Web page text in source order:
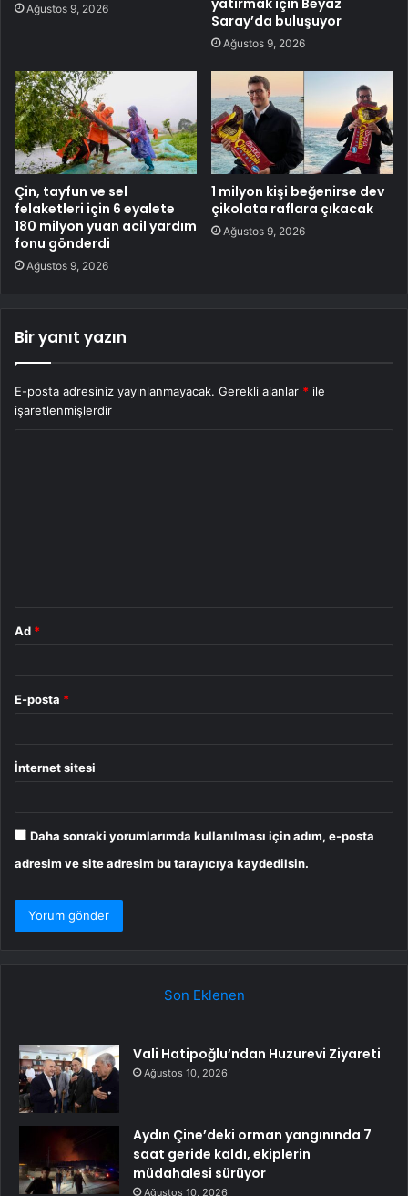
Ağustos 9, 2026
yatırmak için Beyaz
Saray’da buluşuyor
Ağustos 9, 2026
Çin, tayfun ve sel
felaketleri için 6 eyalete
180 milyon yuan acil yardım
fonu gönderdi
Ağustos 9, 2026
1 milyon kişi beğenirse dev
çikolata raflara çıkacak
Ağustos 9, 2026
Bir yanıt yazın
E-posta adresiniz yayınlanmayacak. Gerekli alanlar * ile
işaretlenmişlerdir
Ad *
E-posta *
İnternet sitesi
Daha sonraki yorumlarımda kullanılması için adım, e-posta
adresim ve site adresim bu tarayıcıya kaydedilsin.
Son Eklenen
Vali Hatipoğlu’ndan Huzurevi Ziyareti
Ağustos 10, 2026
Aydın Çine’deki orman yangınında 7
saat geride kaldı, ekiplerin
müdahalesi sürüyor
Ağustos 10, 2026